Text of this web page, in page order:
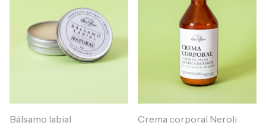
Bálsamo labial Crema corporal Neroli